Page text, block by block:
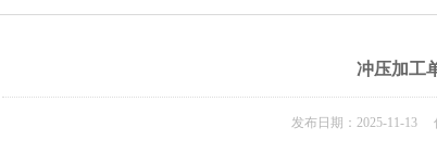
冲压加工
发布日期：2025-11-